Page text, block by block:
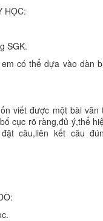
HỌC:
SGK.
có thể dựa vào dàn
viết được một bài
cục rõ ràng,đủ ý,thể
câu,liên kết câu